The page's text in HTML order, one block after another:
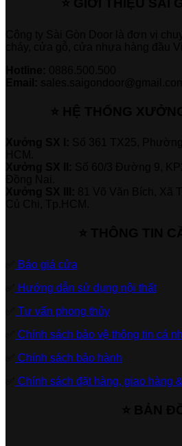
Báo giá cửa
Hướng dẫn sử dụng nội thất
Tư vấn phong thủy
Chính sách bảo vệ thông tin cá
Chính sách bảo hành
Chính sách đặt hàng, giao hàng